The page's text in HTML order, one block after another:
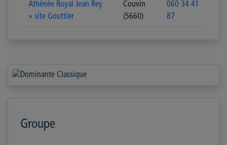
Athénée Royal Jean Rey
» site Gouttier
Couvin
(5660)
060 34 41
87
Groupe